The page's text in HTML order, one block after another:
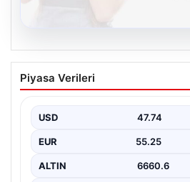
Kelebek sohbet
İletişimin Güvenli Adresi
Sanal çağında insanların kaliteli
Halen pek…
Piyasa Verileri
USD 47.74
EUR 55.25
ALTIN 6660.6